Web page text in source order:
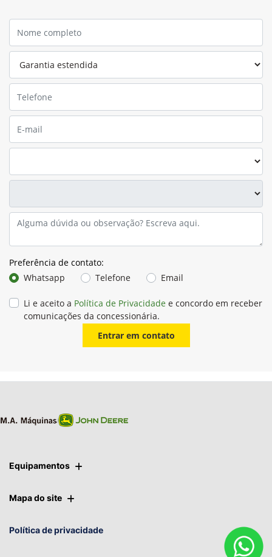
Preferência de contato:
Whatsapp
Telefone Email
Li e aceito a Política de Privacidade e concordo em receber
comunicações da concessionária.
Entrar em contato
Equipamentos
Mapa do site
Política de privacidade